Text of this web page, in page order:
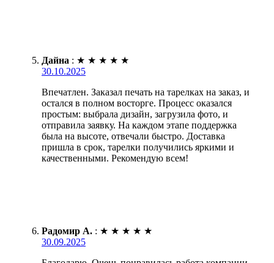
Дайна : ★ ★ ★ ★ ★
30.10.2025
Впечатлен. Заказал печать на тарелках на заказ, и
остался в полном восторге. Процесс оказался
простым: выбрала дизайн, загрузила фото, и
отправила заявку. На каждом этапе поддержка
была на высоте, отвечали быстро. Доставка
пришла в срок, тарелки получились яркими и
качественными. Рекомендую всем!
Радомир А. : ★ ★ ★ ★ ★
30.09.2025